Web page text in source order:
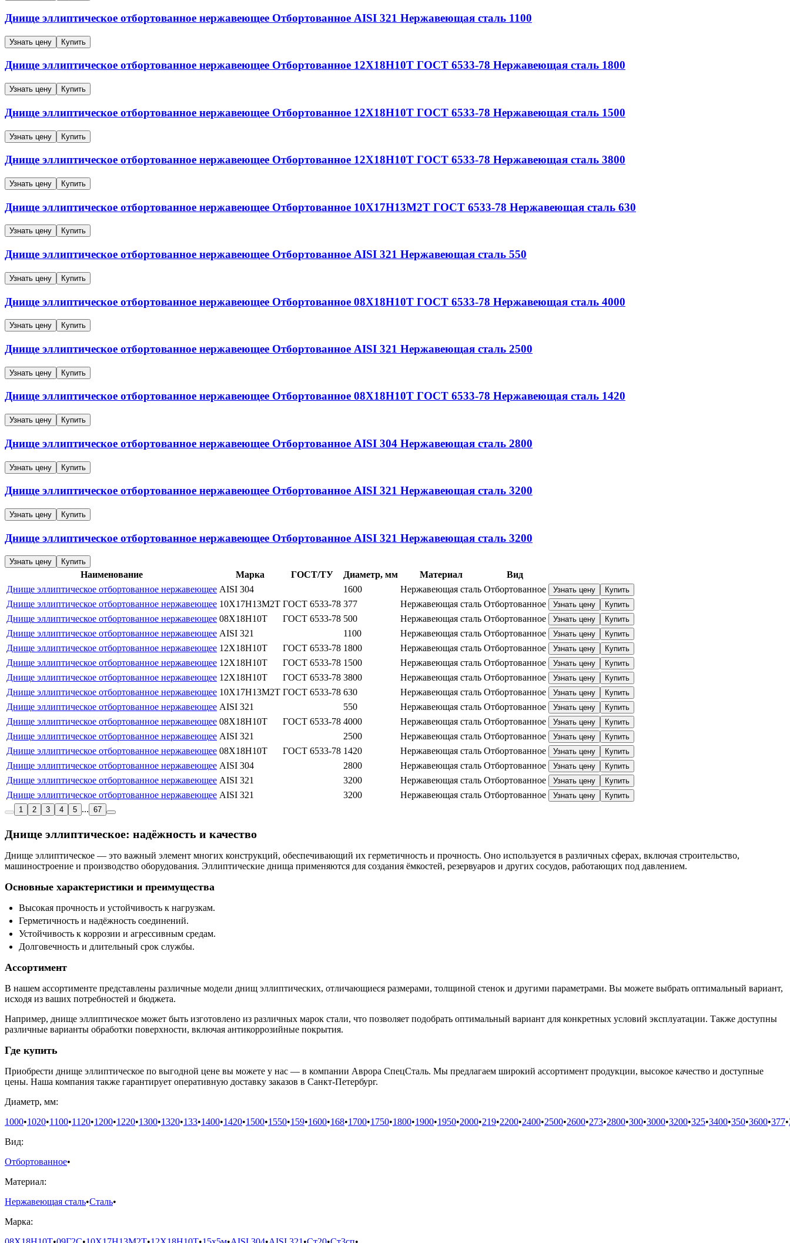
Днище эллиптическое отбортованное нержавеющее Отбортованное AISI 321 Нержавеющая сталь 1100
Узнать цену Купить
Днище эллиптическое отбортованное нержавеющее Отбортованное 12Х18Н10Т ГОСТ 6533-78 Нержавеющая сталь 1800
Узнать цену Купить
Днище эллиптическое отбортованное нержавеющее Отбортованное 12Х18Н10Т ГОСТ 6533-78 Нержавеющая сталь 1500
Узнать цену Купить
Днище эллиптическое отбортованное нержавеющее Отбортованное 12Х18Н10Т ГОСТ 6533-78 Нержавеющая сталь 3800
Узнать цену Купить
Днище эллиптическое отбортованное нержавеющее Отбортованное 10Х17Н13М2Т ГОСТ 6533-78 Нержавеющая сталь 630
Узнать цену Купить
Днище эллиптическое отбортованное нержавеющее Отбортованное AISI 321 Нержавеющая сталь 550
Узнать цену Купить
Днище эллиптическое отбортованное нержавеющее Отбортованное 08Х18Н10Т ГОСТ 6533-78 Нержавеющая сталь 4000
Узнать цену Купить
Днище эллиптическое отбортованное нержавеющее Отбортованное AISI 321 Нержавеющая сталь 2500
Узнать цену Купить
Днище эллиптическое отбортованное нержавеющее Отбортованное 08Х18Н10Т ГОСТ 6533-78 Нержавеющая сталь 1420
Узнать цену Купить
Днище эллиптическое отбортованное нержавеющее Отбортованное AISI 304 Нержавеющая сталь 2800
Узнать цену Купить
Днище эллиптическое отбортованное нержавеющее Отбортованное AISI 321 Нержавеющая сталь 3200
Узнать цену Купить
Днище эллиптическое отбортованное нержавеющее Отбортованное AISI 321 Нержавеющая сталь 3200
Узнать цену Купить
Наименование Марка ГОСТ/ТУ Диаметр, мм Материал
Вид
Днище эллиптическое отбортованное нержавеющее AISI 304 1600 Нержавеющая сталь Отбортованное Узнать цену Купить
Днище эллиптическое отбортованное нержавеющее 10Х17Н13М2Т ГОСТ 6533-78 377 Нержавеющая сталь Отбортованное Узнать цену Купить
Днище эллиптическое отбортованное нержавеющее 08Х18Н10Т ГОСТ 6533-78 500 Нержавеющая сталь Отбортованное Узнать цену Купить
Днище эллиптическое отбортованное нержавеющее AISI 321 1100 Нержавеющая сталь Отбортованное Узнать цену Купить
Днище эллиптическое отбортованное нержавеющее 12Х18Н10Т ГОСТ 6533-78 1800 Нержавеющая сталь Отбортованное Узнать цену Купить
Днище эллиптическое отбортованное нержавеющее 12Х18Н10Т ГОСТ 6533-78 1500 Нержавеющая сталь Отбортованное Узнать цену Купить
Днище эллиптическое отбортованное нержавеющее 12Х18Н10Т ГОСТ 6533-78 3800 Нержавеющая сталь Отбортованное Узнать цену Купить
Днище эллиптическое отбортованное нержавеющее 10Х17Н13М2Т ГОСТ 6533-78 630 Нержавеющая сталь Отбортованное Узнать цену Купить
Днище эллиптическое отбортованное нержавеющее AISI 321 550 Нержавеющая сталь Отбортованное Узнать цену Купить
Днище эллиптическое отбортованное нержавеющее 08Х18Н10Т ГОСТ 6533-78 4000 Нержавеющая сталь Отбортованное Узнать цену Купить
Днище эллиптическое отбортованное нержавеющее AISI 321 2500 Нержавеющая сталь Отбортованное Узнать цену Купить
Днище эллиптическое отбортованное нержавеющее 08Х18Н10Т ГОСТ 6533-78 1420 Нержавеющая сталь Отбортованное Узнать цену Купить
Днище эллиптическое отбортованное нержавеющее AISI 304 2800 Нержавеющая сталь Отбортованное Узнать цену Купить
Днище эллиптическое отбортованное нержавеющее AISI 321 3200 Нержавеющая сталь Отбортованное Узнать цену Купить
Днище эллиптическое отбортованное нержавеющее AISI 321 3200 Нержавеющая сталь Отбортованное Узнать цену
Купить
1
2 3 4 5 ... 67
Днище эллиптическое: надёжность и качество
Днище эллиптическое — это важный элемент многих конструкций, обеспечивающий их герметичность и прочность. Оно используется в различных сферах, включая строительство,
машиностроение и производство оборудования. Эллиптические днища применяются для создания ёмкостей, резервуаров и других сосудов, работающих под давлением.
Основные характеристики и преимущества
Высокая прочность и устойчивость к нагрузкам.
Герметичность и надёжность соединений.
Устойчивость к коррозии и агрессивным средам.
Долговечность и длительный срок службы.
Ассортимент
В нашем ассортименте представлены различные модели днищ эллиптических, отличающиеся размерами, толщиной стенок и другими параметрами. Вы можете выбрать оптимальный вариант,
исходя из ваших потребностей и бюджета.
Например, днище эллиптическое может быть изготовлено из различных марок стали, что позволяет подобрать оптимальный вариант для конкретных условий эксплуатации. Также доступны
различные варианты обработки поверхности, включая антикоррозийные покрытия.
Где купить
Приобрести днище эллиптическое по выгодной цене вы можете у нас — в компании Аврора СпецСталь. Мы предлагаем широкий ассортимент продукции, высокое качество и доступные
цены. Наша компания также гарантирует оперативную доставку заказов в Санкт-Петербург.
Диаметр, мм:
1000•1020•1100•1120•1200•1220•1300•1320•133•1400•1420•1500•1550•159•1600•168•1700•1750•1800•1900•1950•2000•219•2200•2400•2500•2600•273•2800•300•3000•3200•325•3400•350•3600•377•
Вид:
Отбортованное•
Материал:
Нержавеющая сталь•Сталь•
Марка: